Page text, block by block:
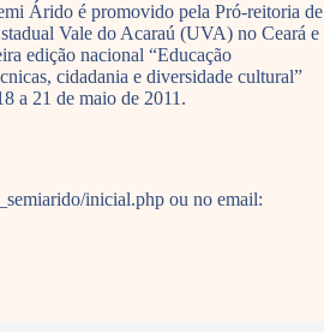
Árido é promovido pela Pró-reitoria de
Vale do Acaraú (UVA) no Ceará e
edição nacional “Educação
cidadania e diversidade cultural”
a 21 de maio de 2011.
inicial.php ou no email: